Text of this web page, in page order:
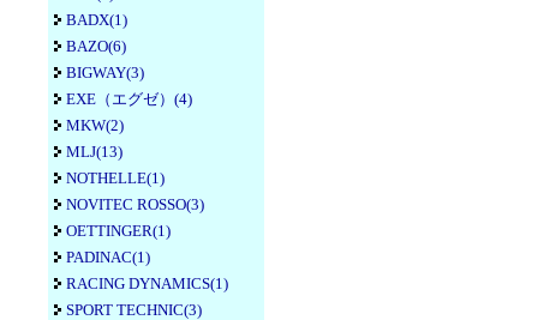
BADX(1)
BAZO(6)
BIGWAY(3)
EXE（エグゼ）(4)
MKW(2)
MLJ(13)
NOTHELLE(1)
NOVITEC ROSSO(3)
OETTINGER(1)
PADINAC(1)
RACING DYNAMICS(1)
SPORT TECHNIC(3)